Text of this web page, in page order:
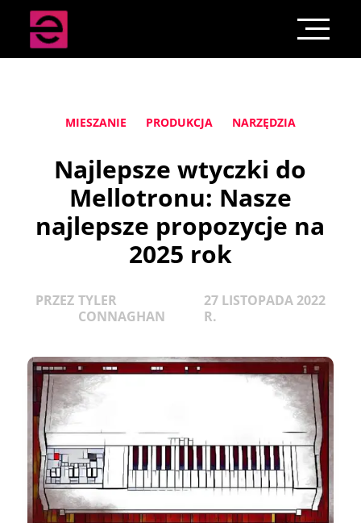
MIESZANIE PRODUKCJA NARZĘDZIA
Najlepsze wtyczki do
Mellotronu: Nasze
najlepsze propozycje na
2025 rok
PRZEZ TYLER
CONNAGHAN
27 LISTOPADA 2022
R.